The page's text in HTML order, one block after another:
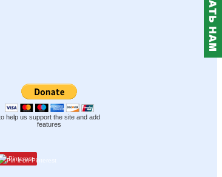
help us support the site and add
features
Pinterest